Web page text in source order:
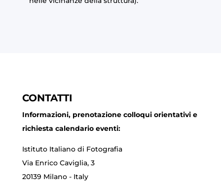
CONTATTI
Informazioni, prenotazione colloqui orientativi e
richiesta calendario eventi:
Istituto Italiano di Fotografia
Via Enrico Caviglia, 3
20139 Milano - Italy